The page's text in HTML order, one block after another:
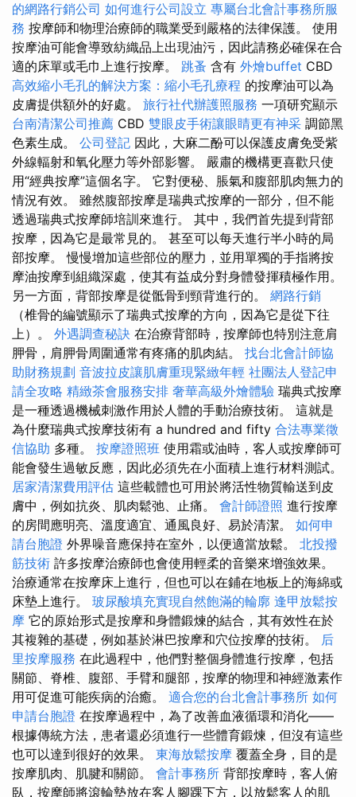
的網路行銷公司 如何進行公司設立 專屬台北會計事務所服
務 按摩師和物理治療師的職業受到嚴格的法律保護。 使用
按摩油可能會導致紡織品上出現油污，因此請務必確保在合
適的床單或毛巾上進行按摩。 跳蚤 含有 外燴buffet CBD
高效縮小毛孔的解決方案：縮小毛孔療程 的按摩油可以為
皮膚提供額外的好處。 旅行社代辦護照服務 一項研究顯示
台南清潔公司推薦 CBD 雙眼皮手術讓眼睛更有神采 調節黑
色素生成。 公司登記 因此，大麻二酚可以保護皮膚免受紫
外線輻射和氧化壓力等外部影響。 嚴肅的機構更喜歡只使
用“經典按摩”這個名字。 它對便秘、脹氣和腹部肌肉無力的
情況有效。 雖然腹部按摩是瑞典式按摩的一部分，但不能
透過瑞典式按摩師培訓來進行。 其中，我們首先提到背部
按摩，因為它是最常見的。 甚至可以每天進行半小時的局
部按摩。 慢慢增加這些部位的壓力，並用單獨的手指將按
摩油按摩到組織深處，使其有益成分對身體發揮積極作用。
另一方面，背部按摩是從骶骨到頸背進行的。 網路行銷
（椎骨的編號顯示了瑞典式按摩的方向，因為它是從下往
上）。 外遇調查秘訣 在治療背部時，按摩師也特別注意肩
胛骨，肩胛骨周圍通常有疼痛的肌肉結。 找台北會計師協
助財務規劃 音波拉皮讓肌膚重現緊緻年輕 社團法人登記申
請全攻略 精緻茶會服務安排 奢華高級外燴體驗 瑞典式按摩
是一種透過機械刺激作用於人體的手動治療技術。 這就是
為什麼瑞典式按摩技術有 a hundred and fifty 合法專業徵
信協助 多種。 按摩證照班 使用霜或油時，客人或按摩師可
能會發生過敏反應，因此必須先在小面積上進行材料測試。
居家清潔費用評估 這些載體也可用於將活性物質輸送到皮
膚中，例如抗炎、肌肉鬆弛、止痛。 會計師證照 進行按摩
的房間應明亮、溫度適宜、通風良好、易於清潔。 如何申
請台胞證 外界噪音應保持在室外，以便適當放鬆。 北投撥
筋技術 許多按摩治療師也會使用輕柔的音樂來增強效果。
治療通常在按摩床上進行，但也可以在鋪在地板上的海綿或
床墊上進行。 玻尿酸填充實現自然飽滿的輪廓 逢甲放鬆按
摩 它的原始形式是按摩和身體鍛煉的結合，其有效性在於
其複雜的基礎，例如基於淋巴按摩和穴位按摩的技術。 后
里按摩服務 在此過程中，他們對整個身體進行按摩，包括
關節、脊椎、腹部、手臂和腿部，按摩的物理和神經激素作
用可促進可能疾病的治癒。 適合您的台北會計事務所 如何
申請台胞證 在按摩過程中，為了改善血液循環和消化——
根據傳統方法，患者還必須進行一些體育鍛煉，但沒有這些
也可以達到很好的效果。 東海放鬆按摩 覆蓋全身，目的是
按摩肌肉、肌腱和關節。 會計事務所 背部按摩時，客人俯
臥，按摩師將滾輪墊放在客人腳踝下方，以放鬆客人的肌